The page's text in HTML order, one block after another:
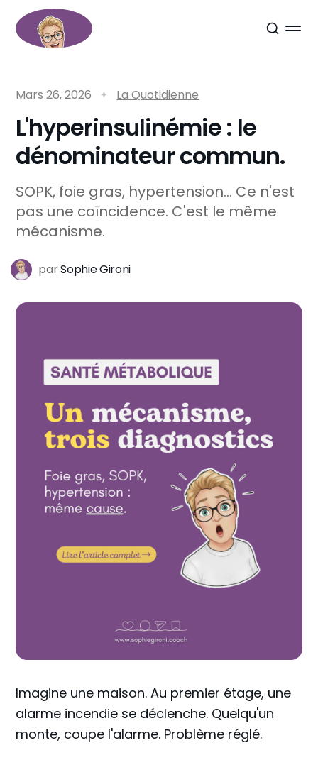
Mars 26, 2026 La Quotidienne
L'hyperinsulinémie : le
dénominateur commun.
SOPK, foie gras, hypertension... Ce n'est
pas une coïncidence. C'est le même
mécanisme.
parSophie Gironi
Imagine une maison. Au premier étage, une
alarme incendie se déclenche. Quelqu'un
monte, coupe l'alarme. Problème réglé.